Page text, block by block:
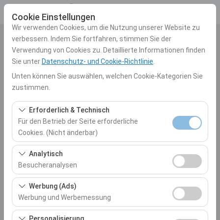
Cookie Einstellungen
Wir verwenden Cookies, um die Nutzung unserer Website zu
verbessern. Indem Sie fortfahren, stimmen Sie der
Verwendung von Cookies zu. Detaillierte Informationen finden
Sie unter Datenschutz- und Cookie-Richtlinie
Unten können Sie auswählen, welchen Cookie-Kategorien Sie
zustimmen.
Erforderlich & Technisch
Für den Betrieb der Seite erforderliche
Cookies. (Nicht änderbar)
Diese Cookies sind für das ordnungsgemäße
Funktionieren der Website, die Sicherheit, die
Sitzungsverwaltung und grundlegende Funktionen
erforderlich. Sie können nicht deaktiviert werden.
Analytisch
Besucheranalysen
Diese Cookies ermöglichen es uns, zu analysieren, wie
unsere Website genutzt wird (Besucherzahl,
meistbesuchte Seiten, Nutzerverhalten). Diese Daten
werden verwendet, um die Leistung der Website zu
Werbung (Ads)
Werbung und Werbemessung
Diese Cookies ermöglichen es uns, Ihnen auf Ihre
Abholstation
Auswählen
Eine andere Rückgabestation auswählen
Abholdatum & Zeit
Rückgabedatum & Zeit
10:00
Autos Auflisten